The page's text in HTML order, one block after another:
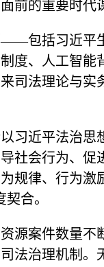
前的重要时代
包括习近平
度、人工智
司法理论与
习近平法治
社会行为、
规律、行为激
合。
源案件数量
法治理机制